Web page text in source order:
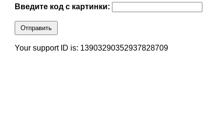
Введите код с картинки:
Отправить
Your support ID is: 13903290352937828709